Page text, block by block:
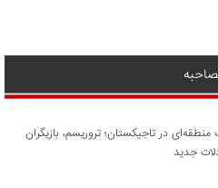
در تاجیکستان؛ تروریسم، بازیگران
جدید